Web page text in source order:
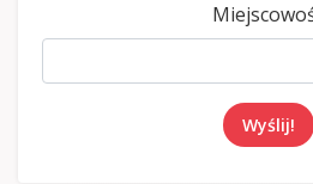
Wyślij!